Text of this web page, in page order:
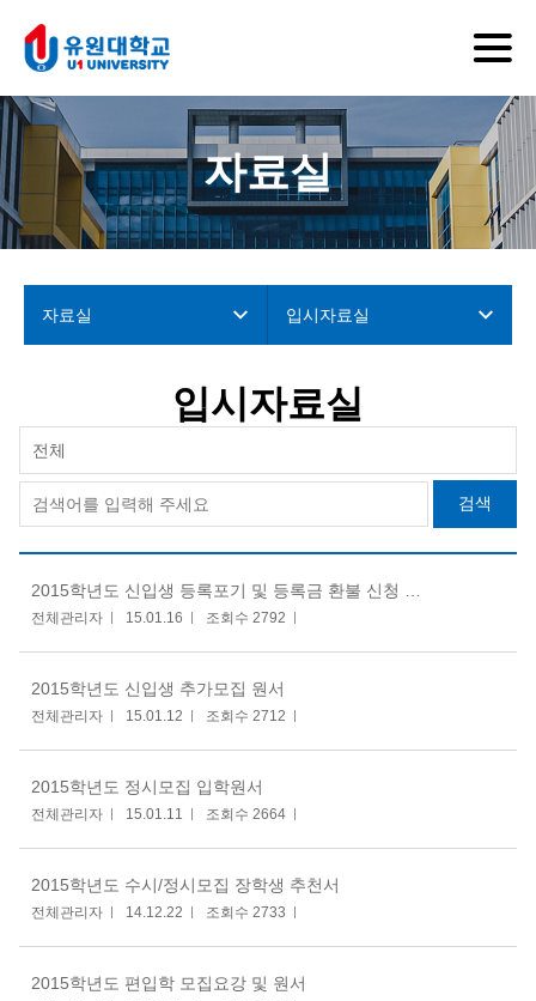
자료실
자료실 입시자료실
입시자료실
전체
검색
전체관리자 15.01.16 조회수 2792
2015학년도 신입생 추가모집 원서
전체관리자 15.01.12 조회수 2712
2015학년도 정시모집 입학원서
전체관리자 15.01.11 조회수 2664
2015학년도 수시/정시모집 장학생 추천서
전체관리자 14.12.22 조회수 2733
2015학년도 편입학 모집요강 및 원서